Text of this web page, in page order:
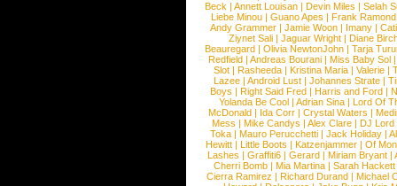
Beck |Annett Louisan |Devin Miles |Selah
Liebe Minou |Guano Apes |Frank Ramond
Andy Grammer |Jamie Woon | Imany |
Ziynet Sali |Jaguar Wright |Diane
Beauregard |Olivia NewtonJohn |Tarja
Redfield | Andreas Bourani | Miss Baby Sol
Slot | Rasheeda | Kristina Maria | Valerie |
Lazee | Android Lust | Johannes Strate |
Boys | Right Said Fred | Harris and Ford |
Yolanda Be Cool |Adrian Sina |Lord Of
McDonald | Ida Corr |Crystal Waters |
Mess | Mike Candys | Alex Clare | DJ Lord
Toka | Mauro Perucchetti | Jack Holiday |
Hewitt |Little Boots |Katzenjammer |Of
Lashes |Graffiti6 |Gerard |Miriam Bryant |
Cherri Bomb | Mia Martina | Sarah Hackett
Cierra Ramirez | Richard Durand | Michael